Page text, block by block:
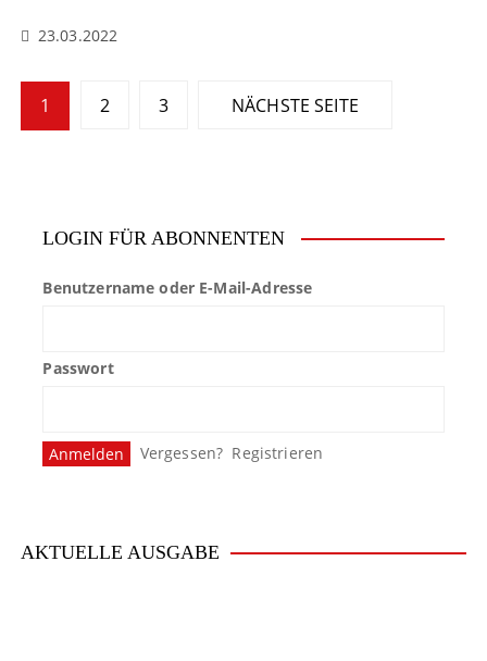
23.03.2022
e
m
r
1 2 3 NÄCHSTE SEITE
LOGIN FÜR ABONNENTEN
Benutzername oder E-Mail-Adresse
Passwort
Vergessen? Registrieren
AKTUELLE AUSGABE